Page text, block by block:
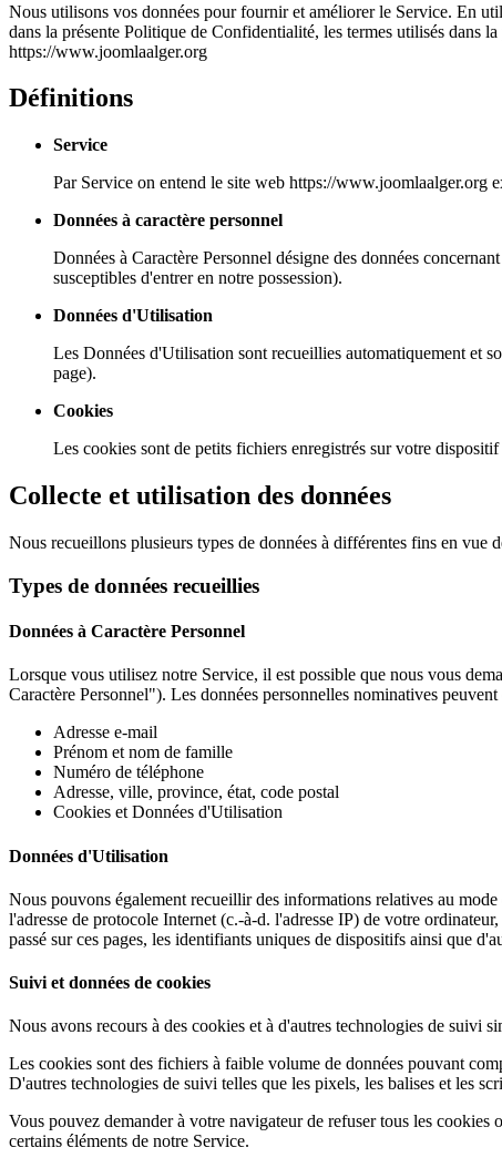
Nous utilisons vos données pour fournir et améliorer le Service. En
dans la présente Politique de Confidentialité, les termes utilisés dans
https://www.joomlaalger.org
Définitions
Service
Par Service on entend le site web https://www.joomlaalger.org
Données à caractère personnel
Données à Caractère Personnel désigne des données
susceptibles d'entrer en notre possession).
Données d'Utilisation
Les Données d'Utilisation sont recueillies automatiquement et
page).
Cookies
Les cookies sont de petits fichiers enregistrés sur votre
Collecte et utilisation des données
Nous recueillons plusieurs types de données à différentes fins en vue
Types de données recueillies
Données à Caractère Personnel
Lorsque vous utilisez notre Service, il est possible que nous vous
Caractère Personnel"). Les données personnelles nominatives
Adresse e-mail
Prénom et nom de famille
Numéro de téléphone
Adresse, ville, province, état, code postal
Cookies et Données d'Utilisation
Données d'Utilisation
Nous pouvons également recueillir des informations relatives au
l'adresse de protocole Internet (c.-à-d. l'adresse IP) de votre
passé sur ces pages, les identifiants uniques de dispositifs ainsi que
Suivi et données de cookies
Nous avons recours à des cookies et à d'autres technologies de suivi
Les cookies sont des fichiers à faible volume de données pouvant
D'autres technologies de suivi telles que les pixels, les balises et les
Vous pouvez demander à votre navigateur de refuser tous les
certains éléments de notre Service.